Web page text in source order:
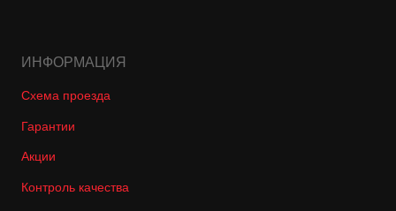
ИНФОРМАЦИЯ
Схема проезда
Гарантии
Акции
Контроль качества